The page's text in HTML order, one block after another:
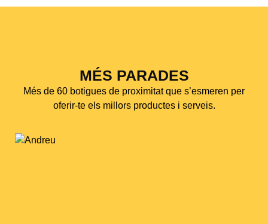
MÉS PARADES
Més de 60 botigues de proximitat que s’esmeren per
oferir-te els millors productes i serveis.